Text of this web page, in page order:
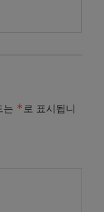
는 *로 표시됩니